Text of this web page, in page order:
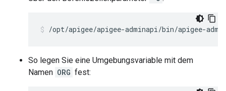
/opt/apigee/apigee-adminapi/bin/apigee-
So legen Sie eine Umgebungsvariable mit dem
Namen ORG fest: